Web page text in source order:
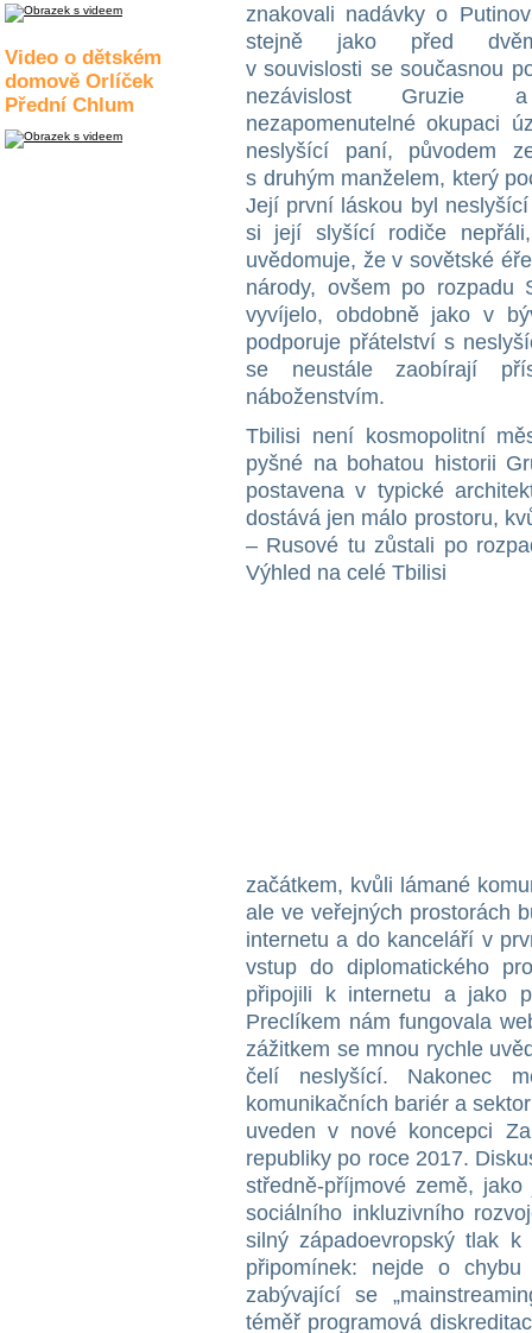
Video o dětském
domově Orlíček
Přední Chlum
znakovali nadávky o
stejně jako před
v souvislosti se současnou
nezávislost Gruzie
nezapomenutelné okupaci
neslyšící paní, původem
s druhým manželem, který
Její první láskou byl
si její slyšící rodiče
uvědomuje, že v sovětské
národy, ovšem po rozpadu
vyvíjelo, obdobně jako v
podporuje přátelství s
se neustále zaobírají
náboženstvím.
Tbilisi není kosmopolitní
pyšné na bohatou historii
postavena v typické
dostává jen málo prostoru,
– Rusové tu zůstali po
Výhled na celé Tbilisi
začátkem, kvůli lámané
ale ve veřejných prostorách
internetu a do kanceláří v
vstup do diplomatického
připojili k internetu a jako
Preclíkem nám fungovala
zážitkem se mnou rychle
čelí neslyšící. Nakonec
komunikačních bariér a
uveden v nové koncepci
republiky po roce 2017.
středně-příjmové země,
sociálního inkluzivního
silný západoevropský tlak
připomínek: nejde o
zabývající se
téměř programová